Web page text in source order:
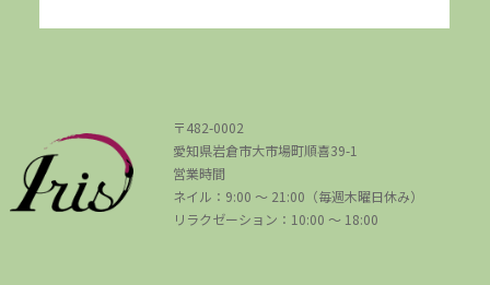
〒482-0002
愛知県岩倉市大市場町順喜39-1
営業時間
ネイル：9:00 〜 21:00（毎週木曜日休み）
リラクゼーション：10:00 ～ 18:00